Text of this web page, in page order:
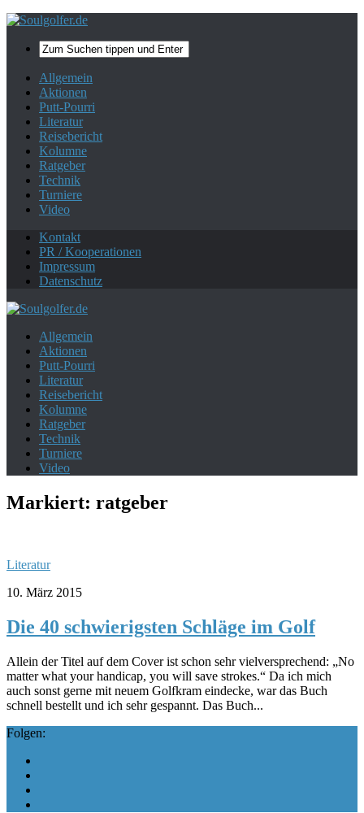
Allgemein
Aktionen
Putt-Pourri
Literatur
Reisebericht
Kolumne
Ratgeber
Technik
Turniere
Video
Kontakt
PR / Kooperationen
Impressum
Datenschutz
Allgemein
Aktionen
Putt-Pourri
Literatur
Reisebericht
Kolumne
Ratgeber
Technik
Turniere
Video
Markiert: ratgeber
Literatur
10. März 2015
Die 40 schwierigsten Schläge im Golf
Allein der Titel auf dem Cover ist schon sehr vielversprechend: „No
matter what your handicap, you will save strokes.“ Da ich mich
auch sonst gerne mit neuem Golfkram eindecke, war das Buch
schnell bestellt und ich sehr gespannt. Das Buch...
Folgen:
Mehr zum Datenschutz. Ok, danke!